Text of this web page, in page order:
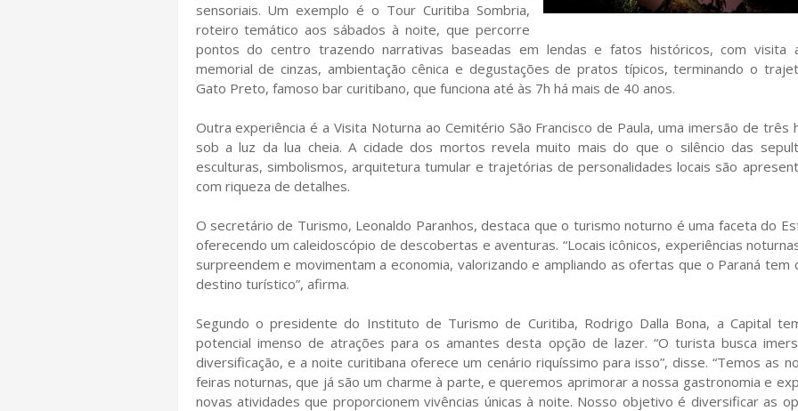
sensoriais. Um exemplo é o Tour Curitiba Sombria,
roteiro temático aos sábados à noite, que percorre
pontos do centro trazendo narrativas baseadas em lendas e fatos históricos, com visita
memorial de cinzas, ambientação cênica e degustações de pratos típicos, terminando o
Gato Preto, famoso bar curitibano, que funciona até às 7h há mais de 40 anos.
Outra experiência é a Visita Noturna ao Cemitério São Francisco de Paula, uma imersão de três
sob a luz da lua cheia. A cidade dos mortos revela muito mais do que o silêncio das
esculturas, simbolismos, arquitetura tumular e trajetórias de personalidades locais são
com riqueza de detalhes.
O secretário de Turismo, Leonaldo Paranhos, destaca que o turismo noturno é uma faceta do
oferecendo um caleidoscópio de descobertas e aventuras. “Locais icônicos, experiências
surpreendem e movimentam a economia, valorizando e ampliando as ofertas que o Paraná tem
destino turístico”, afirma.
Segundo o presidente do Instituto de Turismo de Curitiba, Rodrigo Dalla Bona, a Capital
potencial imenso de atrações para os amantes desta opção de lazer. “O turista busca
diversificação, e a noite curitibana oferece um cenário riquíssimo para isso”, disse. “Temos as
feiras noturnas, que já são um charme à parte, e queremos aprimorar a nossa gastronomia e
novas atividades que proporcionem vivências únicas à noite. Nosso objetivo é diversificar as